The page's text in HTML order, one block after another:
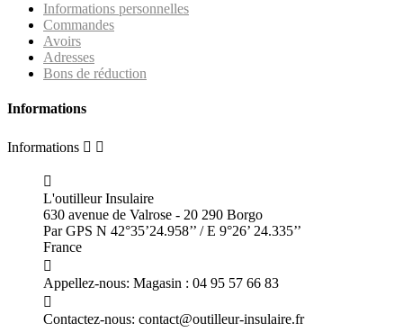
Informations personnelles
Commandes
Avoirs
Adresses
Bons de réduction
Informations
Informations  

L'outilleur Insulaire
630 avenue de Valrose - 20 290 Borgo
Par GPS N 42°35’24.958’’ / E 9°26’ 24.335’’
France

Appellez-nous: Magasin : 04 95 57 66 83

Contactez-nous: contact@outilleur-insulaire.fr